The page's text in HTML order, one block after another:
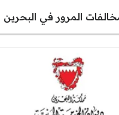
المرور في البحرين 2026